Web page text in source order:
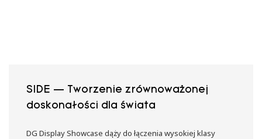
SIDE — Tworzenie zrównoważonej
doskonałości dla świata
DG Display Showcase dąży do łączenia wysokiej klasy